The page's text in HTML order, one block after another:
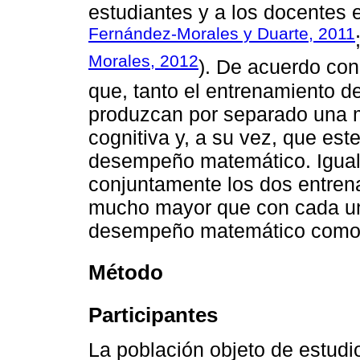
estudiantes y a los docentes
Fernández-Morales y Duarte, 2011
Morales, 2012). De acuerdo
que, tanto el entrenamiento
produzcan por separado una
cognitiva y, a su vez, que
desempeño matemático.
conjuntamente los dos
mucho mayor que con cada
desempeño matemático
Método
Participantes
La población objeto de